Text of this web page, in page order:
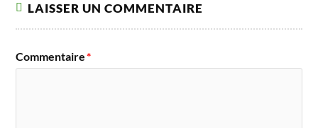
LAISSER UN COMMENTAIRE
Commentaire*